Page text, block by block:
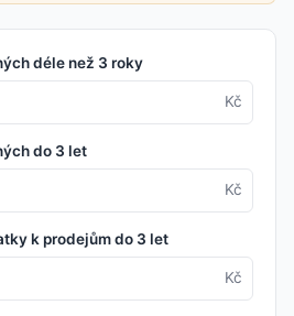
déle než 3 roky
Kč
do 3 let
Kč
k prodejům do 3 let
Kč